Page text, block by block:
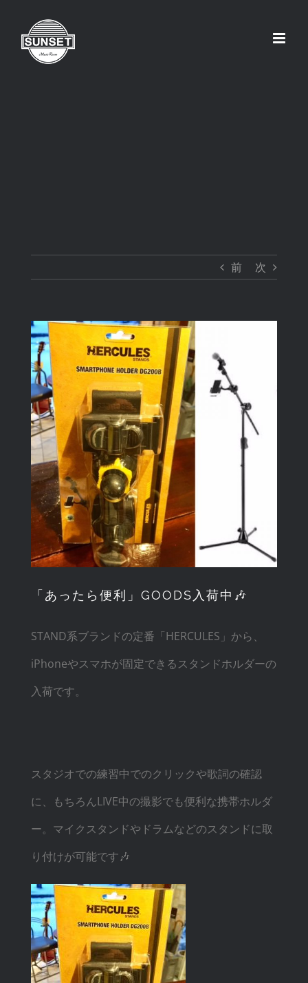
前 次
View
Larger
Image
「あったら便利」GOODS入荷中🎶
STAND系ブランドの定番「HERCULES」から、
iPhoneやスマホが固定できるスタンドホルダーの
入荷です。
スタジオでの練習中でのクリックや歌詞の確認
に、もちろんLIVE中の撮影でも便利な携帯ホルダ
ー。マイクスタンドやドラムなどのスタンドに取
り付けが可能です🎶